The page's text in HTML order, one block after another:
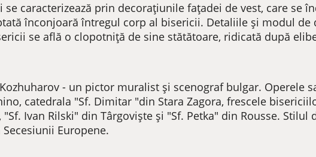
caracterizează prin decorațiunile fațadei de vest, care se
înconjoară întregul corp al bisericii. Detaliile și modul de
se află o clopotniță de sine stătătoare, ridicată după
- un pictor muralist și scenograf bulgar. Operele
catedrala "Sf. Dimitar "din Stara Zagora, frescele
Ivan Rilski" din Târgoviște și "Sf. Petka" din Rousse. Stilul
Europene.